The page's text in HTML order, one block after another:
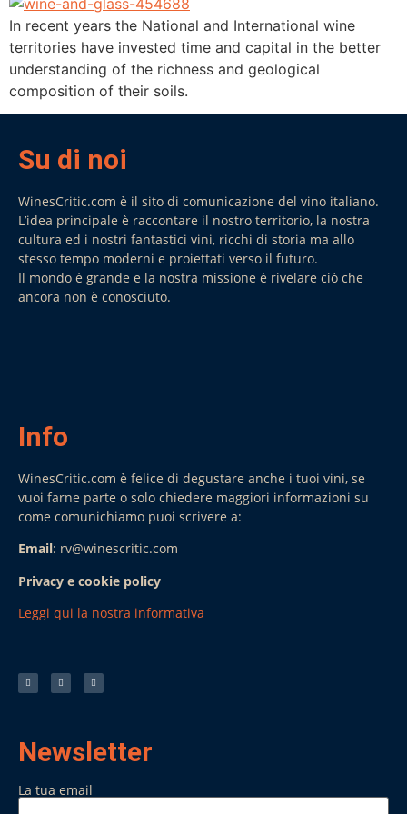
In recent years the National and International wine
territories have invested time and capital in the better
understanding of the richness and geological
composition of their soils.
Su di noi
WinesCritic.com è il sito di comunicazione del vino italiano.
L’idea principale è raccontare il nostro territorio, la nostra
cultura ed i nostri fantastici vini, ricchi di storia ma allo
stesso tempo moderni e proiettati verso il futuro.
Il mondo è grande e la nostra missione è rivelare ciò che
ancora non è conosciuto.
Info
WinesCritic.com è felice di degustare anche i tuoi vini, se
vuoi farne parte o solo chiedere maggiori informazioni su
come comunichiamo puoi scrivere a:
Email: rv@winescritic.com
Privacy e cookie policy
Leggi qui la nostra informativa
Newsletter
La tua email